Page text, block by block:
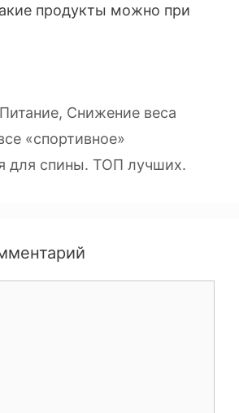
продукты можно при
Питание, Снижение веса
«спортивное»
для спины. ТОП лучших.